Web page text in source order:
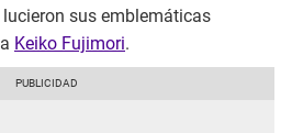
sus emblemáticas
Keiko Fujimori.